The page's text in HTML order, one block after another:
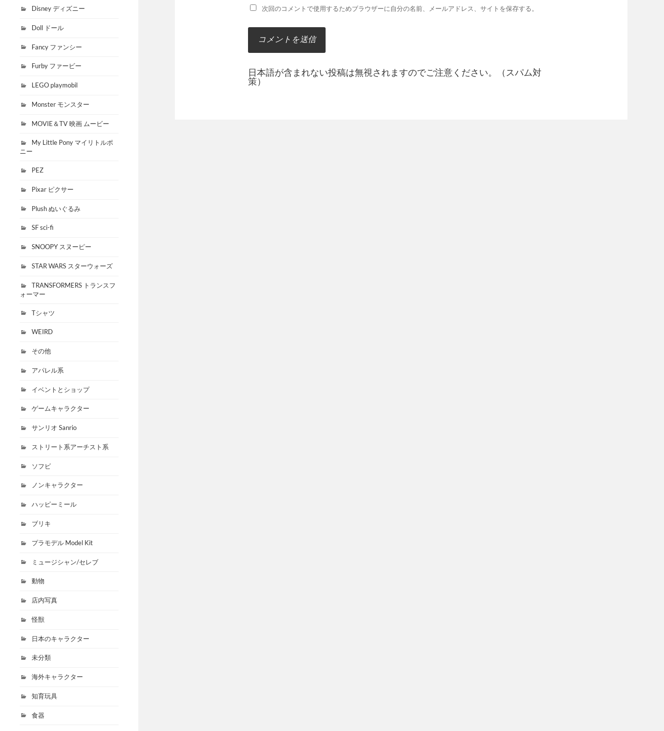
Disney ディズニー
Doll ドール
Fancy ファンシー
Furby ファービー
LEGO playmobil
Monster モンスター
MOVIE＆TV 映画 ムービー
My Little Pony マイリトルポ
ニー
PEZ
Pixar ピクサー
Plush ぬいぐるみ
SF sci-fi
SNOOPY スヌーピー
STAR WARS スターウォーズ
TRANSFORMERS トランスフ
ォーマー
Tシャツ
WEIRD
その他
アパレル系
イベントとショップ
ゲームキャラクター
サンリオ Sanrio
ストリート系アーチスト系
ソフビ
ノンキャラクター
ハッピーミール
ブリキ
プラモデル Model Kit
ミュージシャン/セレブ
動物
店内写真
怪獣
日本のキャラクター
未分類
海外キャラクター
知育玩具
食器
次回のコメントで使用するためブラウザーに自分の名前、メールアドレス、サイトを保存する。
日本語が含まれない投稿は無視されますのでご注意ください。（スパム対
策）